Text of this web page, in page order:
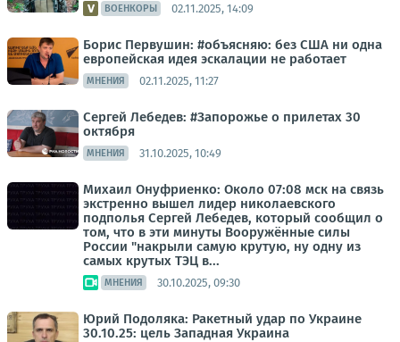
ВОЕНКОРЫ 02.11.2025, 14:09
Борис Первушин: #объясняю: без США ни одна
европейская идея эскалации не работает
МНЕНИЯ 02.11.2025, 11:27
Сергей Лебедев: #Запорожье о прилетах 30
октября
МНЕНИЯ 31.10.2025, 10:49
Михаил Онуфриенко: Около 07:08 мск на связь
экстренно вышел лидер николаевского
подполья Сергей Лебедев, который сообщил о
том, что в эти минуты Вооружённые силы
России "накрыли самую крутую, ну одну из
самых крутых ТЭЦ в...
МНЕНИЯ 30.10.2025, 09:30
Юрий Подоляка: Ракетный удар по Украине
30.10.25: цель Западная Украина